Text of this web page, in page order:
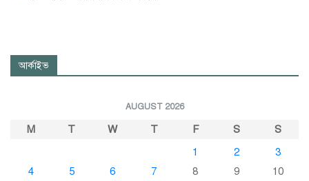
আর্কাইভ
AUGUST 2026
M T W T F S
S
1
2
3
4
5 6 7 8 9 10